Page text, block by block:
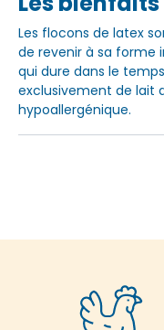
Les flocons de latex
de revenir à sa forme
qui dure dans le
exclusivement de lait
hypoallergénique.